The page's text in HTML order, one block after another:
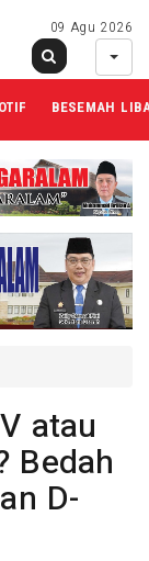
09 Agu 2026
BESEMAH
atau
Bedah
D-